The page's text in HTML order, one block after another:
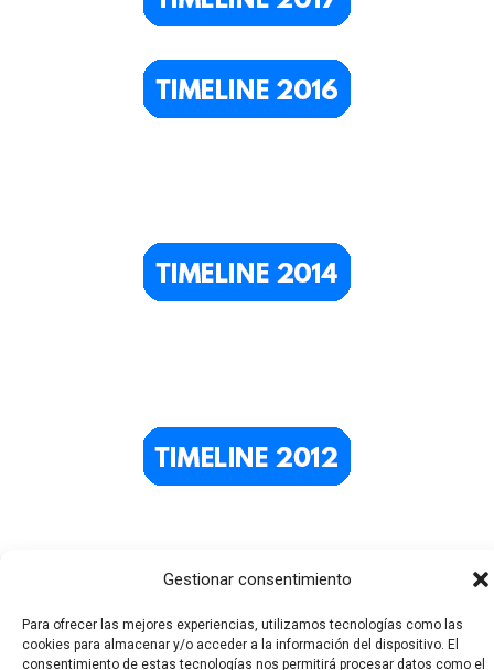
Gestionar consentimiento
Para ofrecer las mejores experiencias, utilizamos tecnologías como las
cookies para almacenar y/o acceder a la información del dispositivo. El
consentimiento de estas tecnologías nos permitirá procesar datos como el